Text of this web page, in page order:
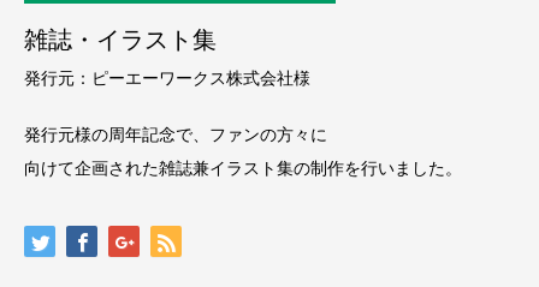
雑誌・イラスト集
発行元：ピーエーワークス株式会社様
発行元様の周年記念で、ファンの方々に
向けて企画された雑誌兼イラスト集の制作を行いました。